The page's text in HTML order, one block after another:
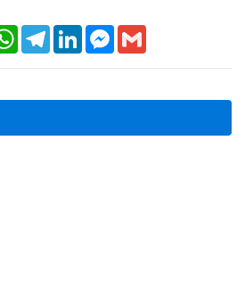
WhatsApp
TelegramLinkedInMessenger